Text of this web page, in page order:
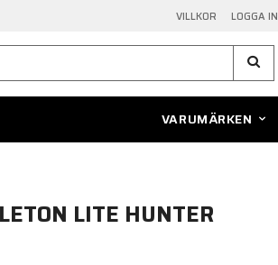
VILLKOR LOGGA IN
VARUMÄRKEN
LITE HUNTER